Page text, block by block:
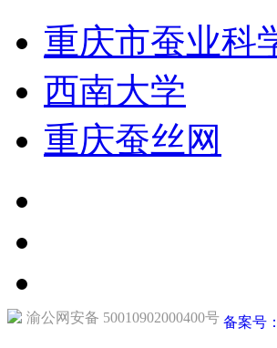
重庆市蚕业科
西南大学
重庆蚕丝网
渝公网安备 50010902000400号 备案号